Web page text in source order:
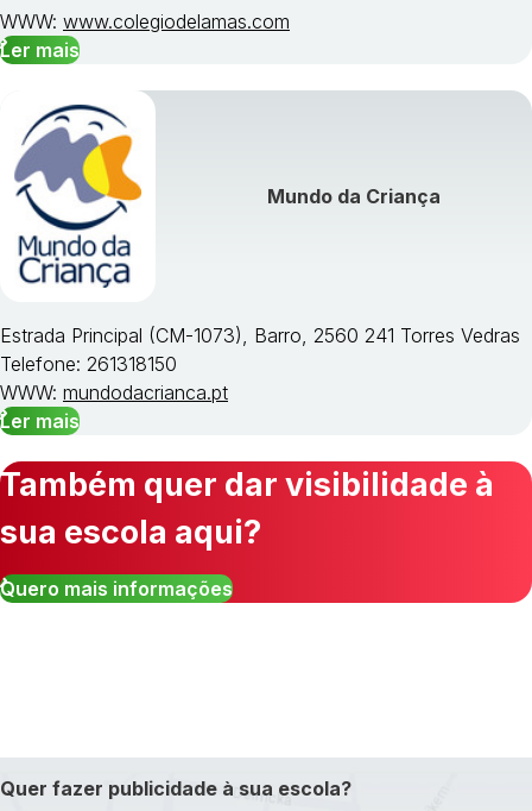
WWW: www.colegiodelamas.com
Ler mais
Mundo da Criança
Estrada Principal (CM-1073), Barro, 2560 241 Torres Vedras
Telefone: 261318150
WWW: mundodacrianca.pt
Ler mais
Também quer dar visibilidade à
sua escola aqui?
Quero mais informações
Quer fazer publicidade à sua escola?